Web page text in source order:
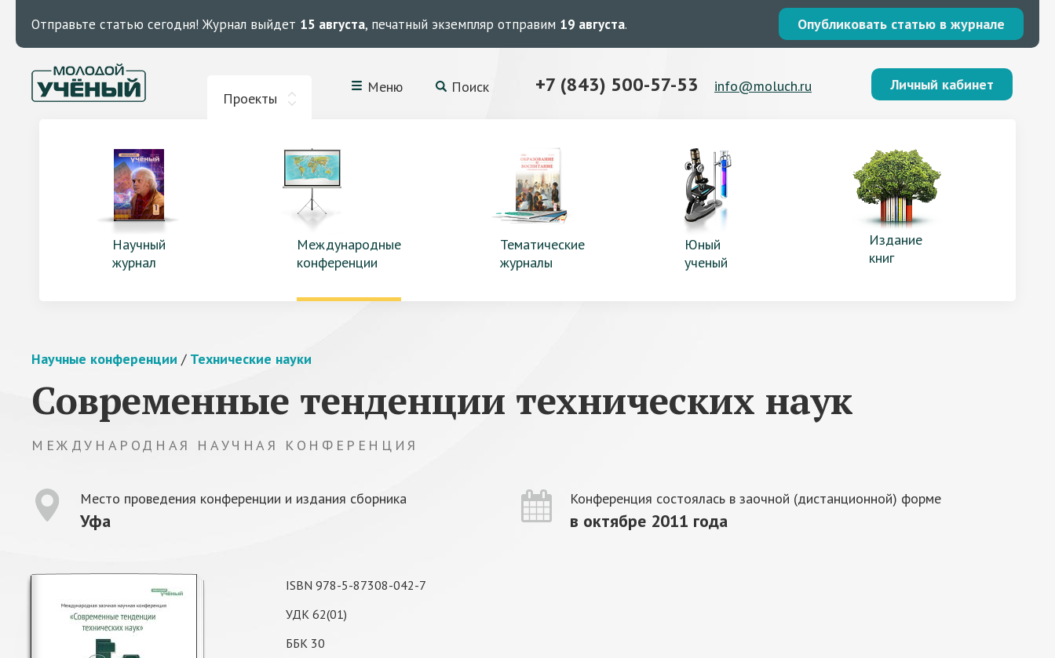
Отправьте статью сегодня! Журнал выйдет 15 августа, печатный экземпляр отправим 19 августа. Опубликовать статью в журнале
Проекты
Меню Поиск +7 (843) 500-57-53 info@moluch.ru Личный кабинет
Научный
журнал
Международные
конференции
Тематические
журналы
Юный
ученый
Издание
книг
Научные конференции / Технические науки
Современные тенденции технических наук
МЕЖДУНАРОДНАЯ НАУЧНАЯ КОНФЕРЕНЦИЯ
Место проведения конференции и издания сборника
Уфа
Конференция состоялась в заочной (дистанционной) форме
в октябре 2011 года
ISBN 978-5-87308-042-7
УДК 62(01)
ББК 30